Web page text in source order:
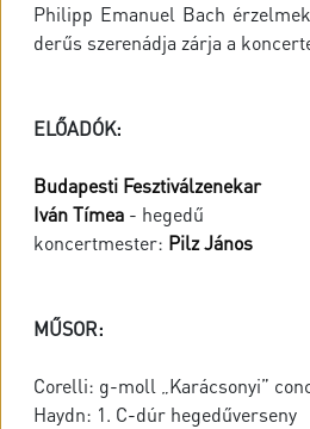
Philipp Emanuel Bach
derűs szerenádja zárja a
ELŐADÓK:
Budapesti Fesztiválzenekar
Iván Tímea - hegedű
koncertmester: Pilz János
MŰSOR:
Corelli: g-moll „Karácsonyi”
Haydn: 1. C-dúr hegedűverseny